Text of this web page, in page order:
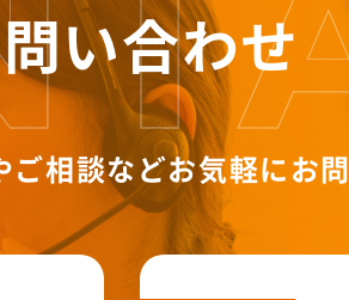
い合わせ
ご相談などお気軽にお